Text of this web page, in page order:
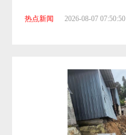
热点新闻 2026-08-07 07:50:50